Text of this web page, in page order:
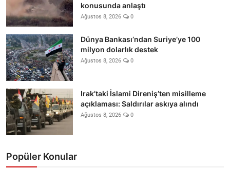
konusunda anlaştı
Ağustos 8, 2026 0
Dünya Bankası’ndan Suriye’ye 100
milyon dolarlık destek
Ağustos 8, 2026 0
Irak’taki İslami Direniş’ten misilleme
açıklaması: Saldırılar askıya alındı
Ağustos 8, 2026 0
Popüler Konular